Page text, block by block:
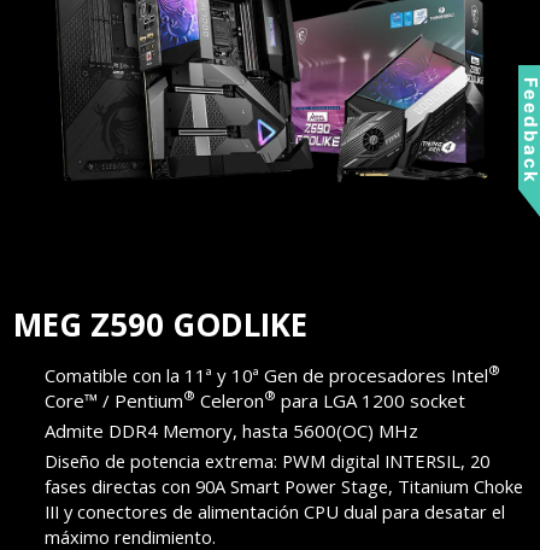
MEG Z590 GODLIKE
Comatible con la 11ª y 10ª Gen de procesadores Intel®
Core™ / Pentium® Celeron® para LGA 1200 socket
Admite DDR4 Memory, hasta 5600(OC) MHz
Diseño de potencia extrema: PWM digital INTERSIL, 20
fases directas con 90A Smart Power Stage, Titanium Choke
III y conectores de alimentación CPU dual para desatar el
máximo rendimiento.